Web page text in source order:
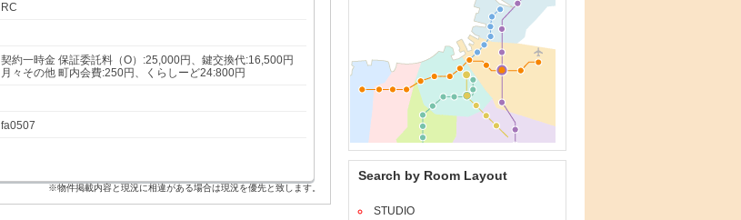
RC
契約一時金 保証委託料（O）:25,000円、鍵交換代:16,500円
月々その他 町内会費:250円、くらしーど24:800円
fa0507
※物件掲載内容と現況に相違がある場合は現況を優先と致します。
Search by Room Layout
STUDIO